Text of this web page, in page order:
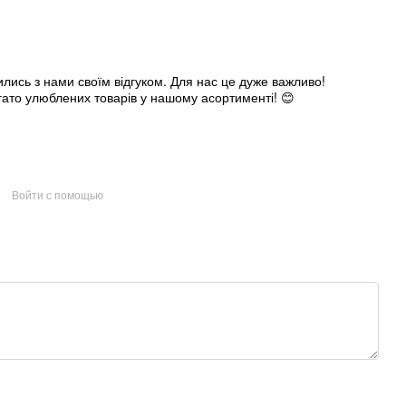
з нами своїм відгуком. Для нас це дуже важливо!
улюблених товарів у нашому асортименті! 😊
Войти с помощью